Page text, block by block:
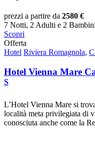
prezzi a partire da 2580 €
7 Notti, 2 Adulti e 2
Scopri
Offerta
Hotel Riviera Romagnola,
Hotel Vienna Mare
S
L’Hotel Vienna Mare si
località meta privilegiata di
conosciuta anche come la